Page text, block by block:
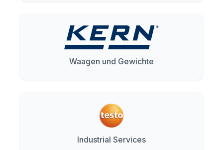
Waagen und Gewichte
Industrial Services